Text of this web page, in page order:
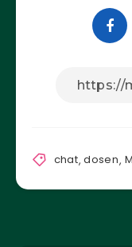
chat,dosen,